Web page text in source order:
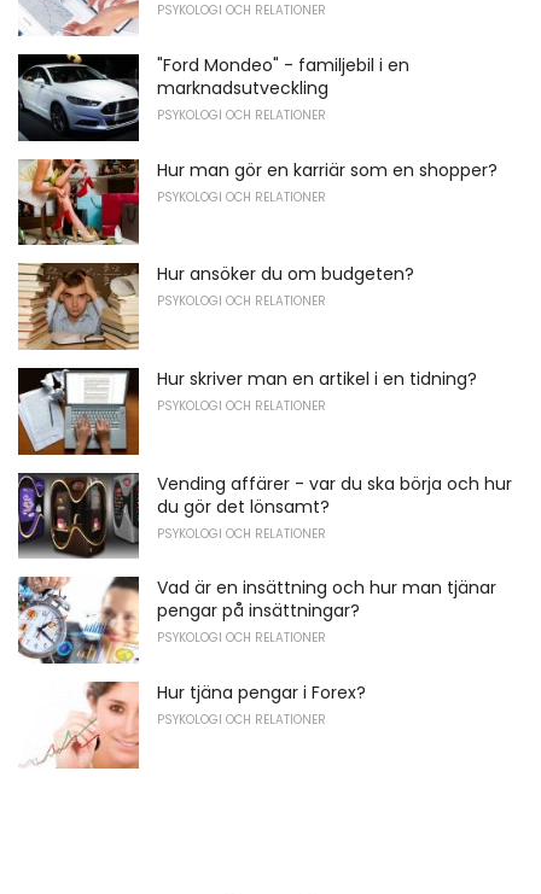
PSYKOLOGI OCH RELATIONER
"Ford Mondeo" - familjebil i en
marknadsutveckling
PSYKOLOGI OCH RELATIONER
Hur man gör en karriär som en shopper?
PSYKOLOGI OCH RELATIONER
Hur ansöker du om budgeten?
PSYKOLOGI OCH RELATIONER
Hur skriver man en artikel i en tidning?
PSYKOLOGI OCH RELATIONER
Vending affärer - var du ska börja och hur
du gör det lönsamt?
PSYKOLOGI OCH RELATIONER
Vad är en insättning och hur man tjänar
pengar på insättningar?
PSYKOLOGI OCH RELATIONER
Hur tjäna pengar i Forex?
PSYKOLOGI OCH RELATIONER